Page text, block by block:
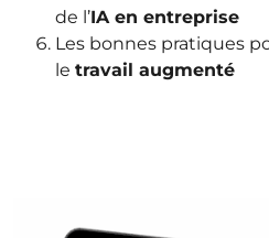
de l’IA en entreprise
Les bonnes pratiques
le travail augmenté